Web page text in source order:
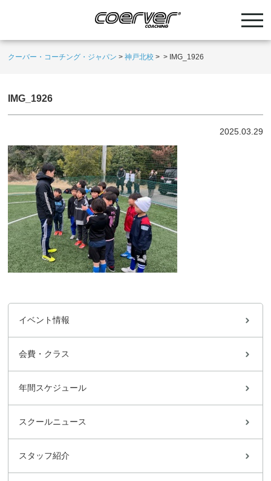
クーバー・コーチング・ジャパン >神戸北校 > > IMG_1926
IMG_1926
2025.03.29
イベント情報
会費・クラス
年間スケジュール
スクールニュース
スタッフ紹介